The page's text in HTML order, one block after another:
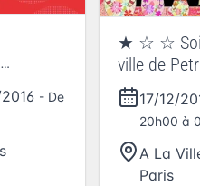
- De
★ ☆ ☆
ville de
17/12/
20h00 à
A La
Paris